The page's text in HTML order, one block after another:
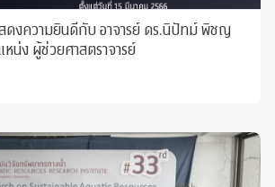
ดงความยินดีกับ อาจารย์ ดร.นิปัทม์ พิชญ
หน่ง ผู้ช่วยศาสตราจารย์